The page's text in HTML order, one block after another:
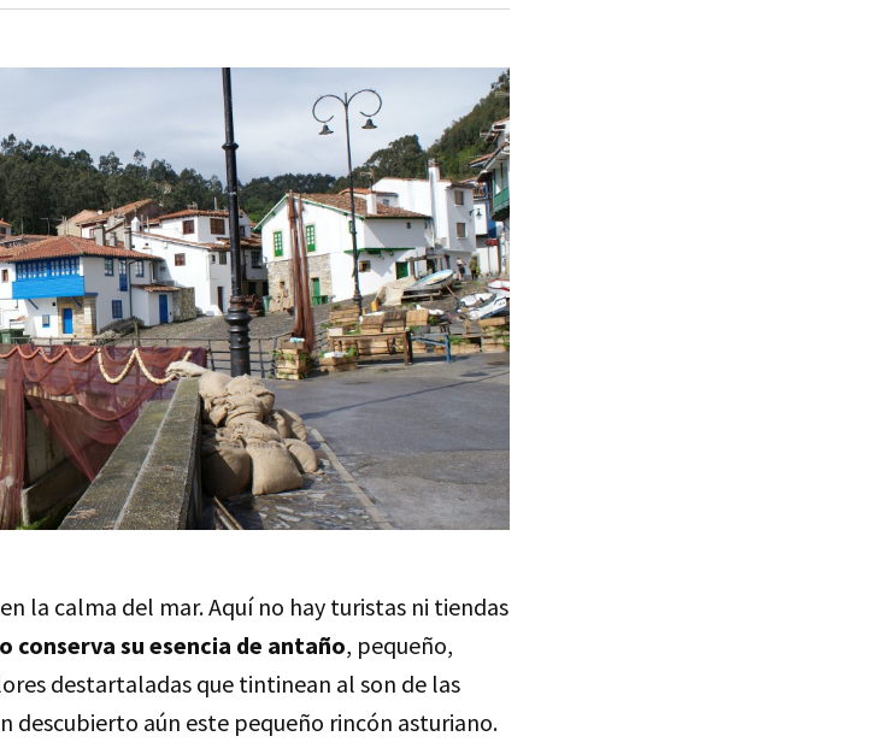
la calma del mar. Aquí no hay turistas ni tiendas
conserva su esencia de antaño, pequeño,
destartaladas que tintinean al son de las
descubierto aún este pequeño rincón asturiano.